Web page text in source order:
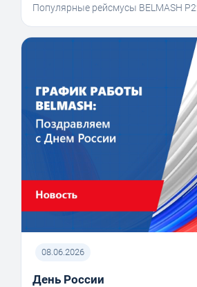
Популярные рейсмусы BELMASH
08.06.2026
День России